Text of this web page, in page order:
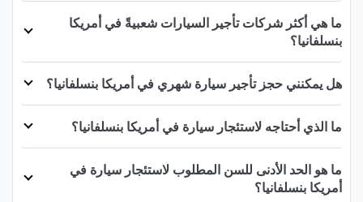
ما هي أكثر شركات تأجير السيارات شعبيةً في أمريكا
بنسلفانيا؟
هل يمكنني حجز تأجير سيارة شهري في أمريكا بنسلفانيا؟
ما الذي أحتاجه لاستئجار سيارة في أمريكا بنسلفانيا؟
ما هو الحد الأدنى للسن المطلوب لاستئجار سيارة في
أمريكا بنسلفانيا؟